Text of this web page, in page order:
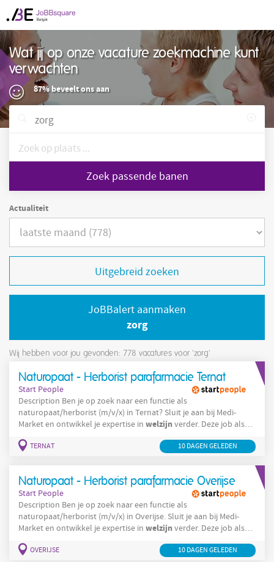
Wat jij op onze vacature zoekmachine kunt
verwachten
87% beveelt ons aan
Zoek passende banen
Actualiteit
Uitgebreid zoeken
JoBBalert aanmaken
zorg
Wij hebben voor jou gevonden: 778 vacatures voor 'zorg'
Naturopaat - Herborist parafarmacie Ternat
Start People
Description Ben je op zoek naar een functie als
naturopaat/herborist (m/v/x) in Ternat? Sluit je aan bij Medi-
Market en ontwikkel je expertise in welzijn verder. Deze job als
om klanten dagelijks te adviseren en te begeleiden. Wil je je
analyseert
TERNAT 10 DAGEN GELEDEN
Naturopaat - Herborist parafarmacie Overijse
Start People
Description Ben je op zoek naar een functie als
naturopaat/herborist (m/v/x) in Overijse. Sluit je aan bij Medi-
Market en ontwikkel je expertise in welzijn verder. Deze job als
om klanten dagelijks te adviseren en te begeleiden. Wil je je
OVERIJSE 10 DAGEN GELEDEN